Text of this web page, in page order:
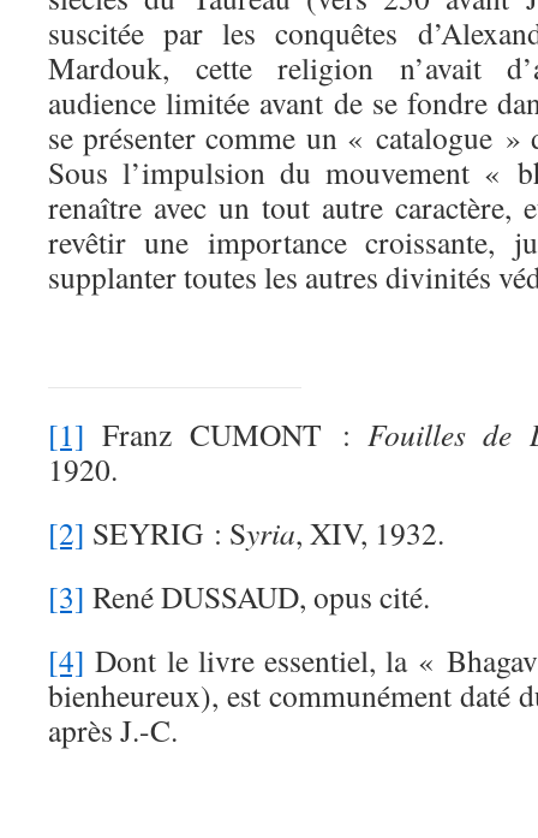
suscitée par les conquêtes
Mardouk, cette religion n’avait
audience limitée avant de se fondre
se présenter comme un « catalogue »
Sous l’impulsion du mouvement «
renaître avec un tout autre caractère,
revêtir une importance croissante,
supplanter toutes les autres divinités
[1] Franz CUMONT :Fouilles de
1920.
[2] SEYRIG : Syria, XIV, 1932.
[3] René DUSSAUD, opus cité.
[4] Dont le livre essentiel, la «
bienheureux), est communément daté
après J.-C.